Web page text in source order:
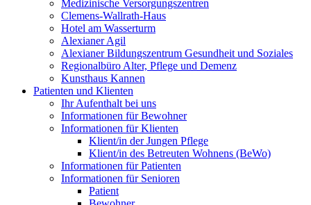
Medizinische Versorgungszentren
Clemens-Wallrath-Haus
Hotel am Wasserturm
Alexianer Agil
Alexianer Bildungszentrum Gesundheit und Soziales
Regionalbüro Alter, Pflege und Demenz
Kunsthaus Kannen
Patienten und Klienten
Ihr Aufenthalt bei uns
Informationen für Bewohner
Informationen für Klienten
Klient/in der Jungen Pflege
Klient/in des Betreuten Wohnens (BeWo)
Informationen für Patienten
Informationen für Senioren
Patient